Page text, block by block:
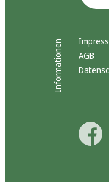
Informationen
AGB